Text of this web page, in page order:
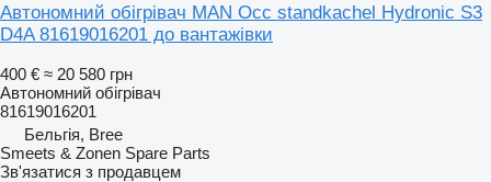
Автономний обігрівач MAN Occ standkachel Hydronic S3
D4A 81619016201 до вантажівки
400 € ≈ 20 580 грн
Автономний обігрівач
81619016201
Бельгія, Bree
Smeets & Zonen Spare Parts
Зв'язатися з продавцем